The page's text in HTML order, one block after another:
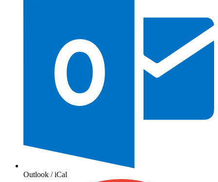
Outlook / iCal